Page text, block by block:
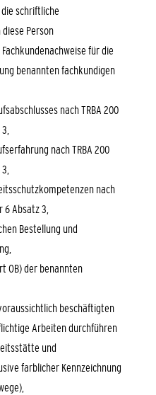
schriftliche
Person
für die
benannten fachkundigen
nach TRBA 200
nach TRBA 200
nach
6 Absatz 3,
Bestellung und
OB) der benannten
beschäftigten
Arbeiten durchführen
und
farblicher Kennzeichnung